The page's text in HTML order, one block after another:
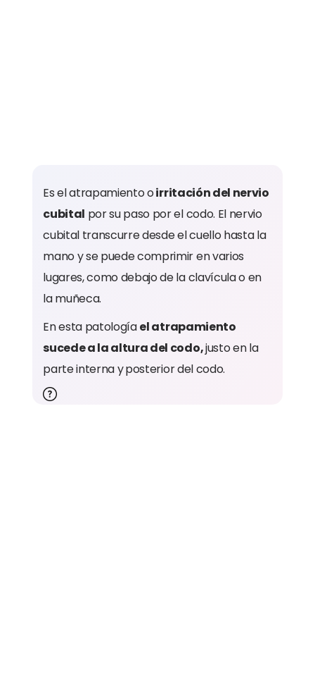
Es el atrapamiento oirritación del nervio
cubital por su paso por el codo. El nervio
cubital transcurre desde el cuello hasta la
mano y se puede comprimir en varios
lugares, como debajo de la clavícula o en
la muñeca.
En esta patologíael atrapamiento
sucede a la altura del codo,justo en la
parte interna yposterior del codo.